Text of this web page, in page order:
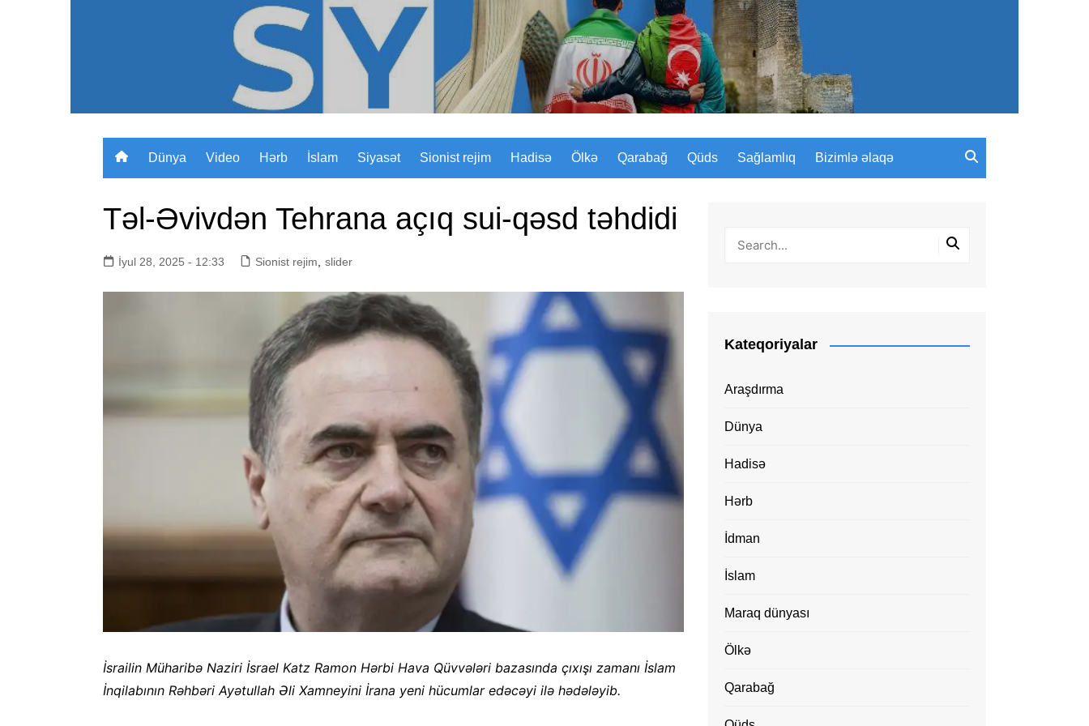
Sizinyol.org
Dünya Video Hərb İslam Siyasət Sionist rejim Hadisə Ölkə Qarabağ Qüds Sağlamlıq Bizimlə əlaqə
Təl-Əvivdən Tehrana açıq sui-qəsd təhdidi
İyul 28, 2025 - 12:33 Sionist rejim slider
İsrailin Müharibə Naziri İsrael Katz Ramon Hərbi Hava Qüvvələri bazasında çıxışı zamanı İslam
İnqilabının Rəhbəri Ayətullah Əli Xamneyini İrana yeni hücumlar edəcəyi ilə hədələyib.
Kateqoriyalar
Araşdırma
Dünya
Hadisə
Hərb
İdman
İslam
Maraq dünyası
Ölkə
Qarabağ